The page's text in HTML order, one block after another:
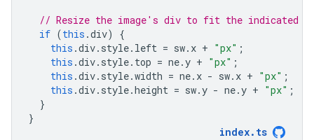
// Resize the image's div to fit the indicated
if (this .div)
{
this .div. style. left = sw. x + "px" ;
this .div. style. top = ne.y + "px" ;
this .div. style.width = ne. x - sw. x + "px" ;
this .div. style.height = sw.y - ne.y + "px" ;
}
}
index. ts